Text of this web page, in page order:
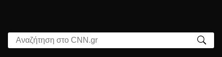
Αναζήτηση στο CNN.gr